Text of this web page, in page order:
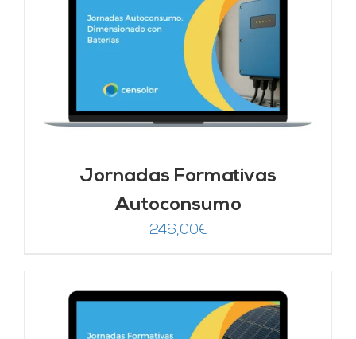
Jornadas Formativas
Autoconsumo
246,00€